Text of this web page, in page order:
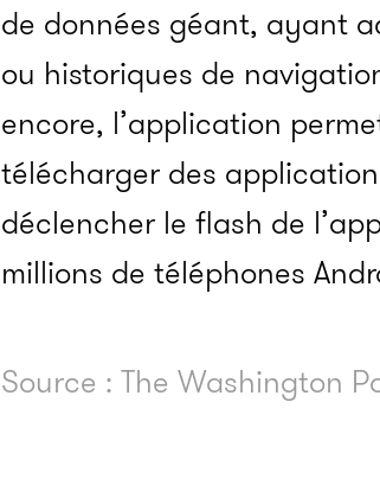
de données géant, ayant
ou historiques de
encore, l’application
télécharger des
déclencher le flash de
millions de téléphones
Source : The Washington